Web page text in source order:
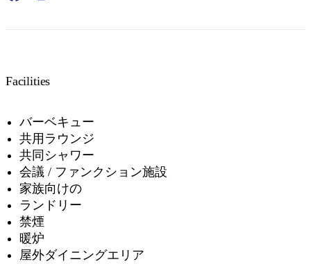
Facilities
バーベキュー
共用ラウンジ
共同シャワー
会議 / ファンクション施設
家族向けの
ランドリー
禁煙
暖炉
屋外ダイニングエリア